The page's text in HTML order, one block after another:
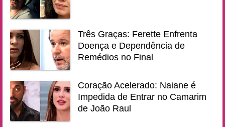
Três Graças: Ferette Enfrenta
Doença e Dependência de
Remédios no Final
Coração Acelerado: Naiane é
Impedida de Entrar no Camarim
de João Raul